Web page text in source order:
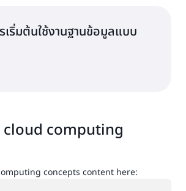
เริ่มต้นใช้งานฐานข้อมูลแบบ
cloud computing
concepts content here: